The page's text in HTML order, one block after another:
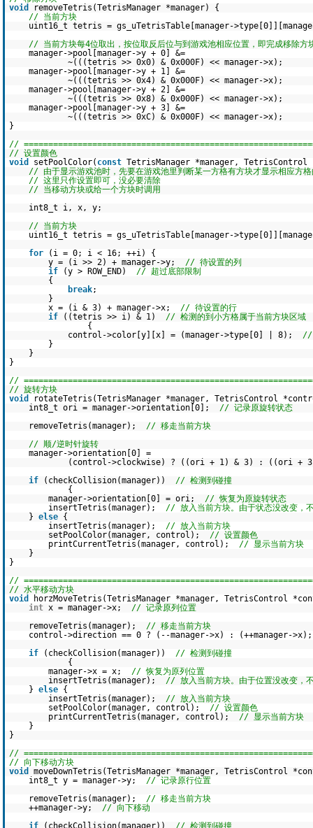
void
removeTetris(TetrisManager *manager) {
// 当前方块
uint16_t tetris = gs_uTetrisTable[manager-
// 当前方块每4位取出，按位取反后位与到游戏池相应位置，即完成移除方
manager->pool[manager->y + 0] &=
~(((tetris >> 0x0) & 0x000F) << manager->x);
manager->pool[manager->y + 1] &=
~(((tetris >> 0x4) & 0x000F) << manager->x);
manager->pool[manager->y + 2] &=
~(((tetris >> 0x8) & 0x000F) << manager->x);
manager->pool[manager->y + 3] &=
~(((tetris >> 0xC) & 0x000F) << manager->x);
}
//
// 设置颜色
void
setPoolColor( const TetrisManager *manager,
// 由于显示游戏池时，先要在游戏池里判断某一方格有方块才显示相应方格
// 这里只作设置即可，没必要清除
// 当移动方块或给一个方块时调用
int8_t i, x, y;
// 当前方块
uint16_t tetris = gs_uTetrisTable[manager-
for
(i = 0; i < 16; ++i) {
y = (i >> 2) + manager->y; // 待设置的列
if
(y > ROW_END) // 超过底部限制
{
break;
}
x = (i & 3) + manager->x; // 待设置的行
if
((tetris >> i) & 1) // 检测的到小方格属于当前方块区域
{
control->color[y][x] = (manager->type[0] | 8); //
}
}
}
//
// 旋转方块
void
rotateTetris(TetrisManager *manager, TetrisControl
int8_t ori = manager->orientation[0]; // 记录原旋转状态
removeTetris(manager); // 移走当前方块
// 顺/逆时针旋转
manager->orientation[0] =
(control->clockwise) ? ((ori + 1) & 3) : ((ori +
if
(checkCollision(manager)) // 检测到碰撞
{
manager->orientation[0] = ori; // 恢复为原旋转状态
insertTetris(manager); // 放入当前方块。由于状态没改变，
} else {
insertTetris(manager); // 放入当前方块
setPoolColor(manager, control); // 设置颜色
printCurrentTetris(manager, control); // 显示当前方块
}
}
//
// 水平移动方块
void
horzMoveTetris(TetrisManager *manager, TetrisControl
int x = manager->x; // 记录原列位置
removeTetris(manager); // 移走当前方块
control->direction == 0 ? (--manager->x) : (++manager-
if
(checkCollision(manager)) // 检测到碰撞
{
manager->x = x; // 恢复为原列位置
insertTetris(manager); // 放入当前方块。由于位置没改变，
} else {
insertTetris(manager); // 放入当前方块
setPoolColor(manager, control); // 设置颜色
printCurrentTetris(manager, control); // 显示当前方块
}
}
//
// 向下移动方块
void
moveDownTetris(TetrisManager *manager, TetrisControl
int8_t y = manager->y; // 记录原行位置
removeTetris(manager); // 移走当前方块
++manager->y; // 向下移动
if
(checkCollision(manager)) // 检测到碰撞